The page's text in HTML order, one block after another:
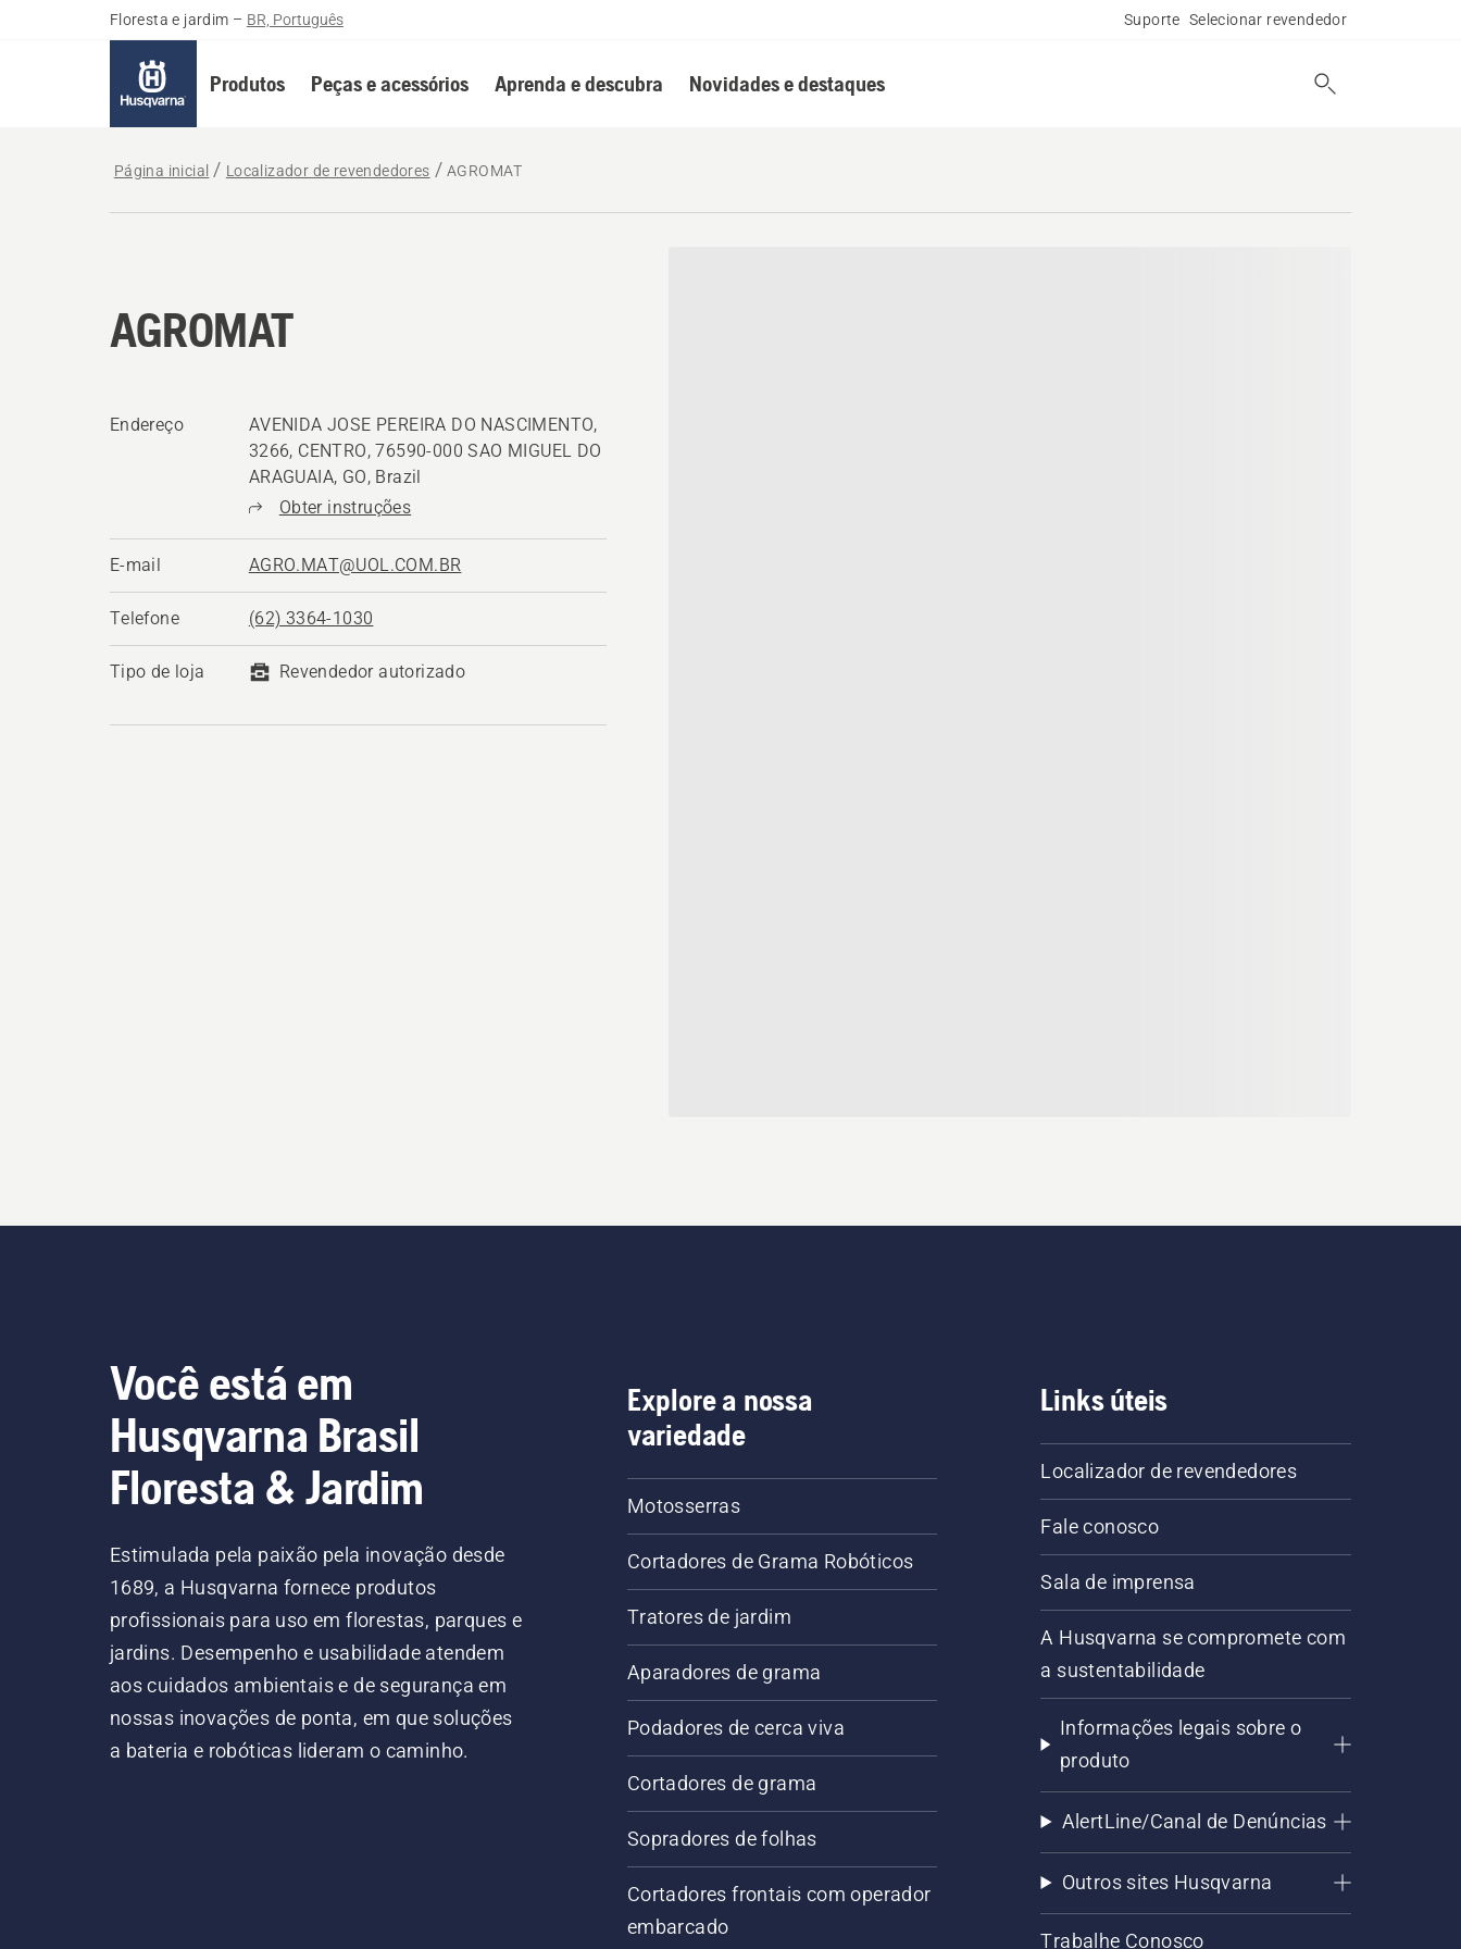
Floresta e jardim – BR, Português Suporte Selecionar revendedor
Produtos Peças e acessórios Aprenda e descubra Novidades e destaques
Página inicial Localizador de revendedores AGROMAT
AGROMAT
Endereço
AVENIDA JOSE PEREIRA DO NASCIMENTO,
3266, CENTRO, 76590-000 SAO MIGUEL DO
ARAGUAIA, GO, Brazil
Obter instruções
E-mail AGRO.MAT@UOL.COM.BR
Telefone (62) 3364-1030
Tipo de loja Revendedor autorizado
Você está em
Husqvarna Brasil
Floresta & Jardim
Estimulada pela paixão pela inovação desde
1689, a Husqvarna fornece produtos
profissionais para uso em florestas, parques e
jardins. Desempenho e usabilidade atendem
aos cuidados ambientais e de segurança em
nossas inovações de ponta, em que soluções
a bateria e robóticas lideram o caminho.
Explore a nossa
variedade
Motosserras
Cortadores de Grama Robóticos
Tratores de jardim
Aparadores de grama
Podadores de cerca viva
Cortadores de grama
Sopradores de folhas
Cortadores frontais com operador
embarcado
Links úteis
Localizador de revendedores
Fale conosco
Sala de imprensa
A Husqvarna se compromete com
a sustentabilidade
Informações legais sobre o
produto
AlertLine/Canal de Denúncias
Outros sites Husqvarna
Trabalhe Conosco